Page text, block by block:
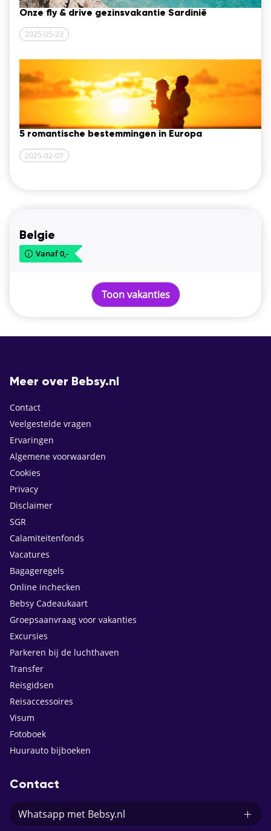
Onze fly & drive gezinsvakantie Sardinië
2025-05-23
5 romantische bestemmingen in Europa
2025-02-07
Belgie
Vanaf 0,-
Toon vakanties
Meer over Bebsy.nl
Contact
Veelgestelde vragen
Ervaringen
Algemene voorwaarden
Cookies
Privacy
Disclaimer
SGR
Calamiteitenfonds
Vacatures
Bagageregels
Online inchecken
Bebsy Cadeaukaart
Groepsaanvraag voor vakanties
Excursies
Parkeren bij de luchthaven
Transfer
Reisgidsen
Reisaccessoires
Visum
Fotoboek
Huurauto bijboeken
Contact
Whatsapp met Bebsy.nl